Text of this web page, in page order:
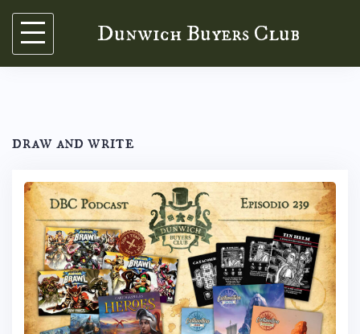
Skip
content
Dunwich Buyers Club
draw and write